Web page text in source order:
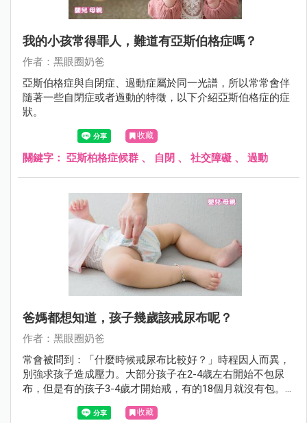
我的小孩常得罪人，難道有亞斯伯格症嗎？
作者：黑眼圈奶爸
亞斯伯格症與自閉症、過動症屬於同一光譜，所以常常會伴
隨著一些自閉症或者過動的特徵，以下介紹亞斯伯格症的症
狀。
收藏
關鍵字： 亞斯柏格症候群 、 自閉 、 社交障礙 、 過動
爸媽都想知道，孩子幾歲該戒尿布呢？
作者：黑眼圈奶爸
常會被問到：「什麼時候戒尿布比較好？」時程因人而異，
別強求孩子造成壓力。大部分孩子在2-4歳左右開始不包尿
布，但是有的孩子3-4歲才開始戒，有的18個月就沒有包。
每個孩子都不一樣，等他準備好。
收藏